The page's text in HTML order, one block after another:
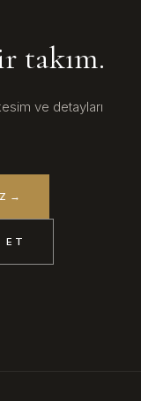
takım.
ve detayları
→
ET